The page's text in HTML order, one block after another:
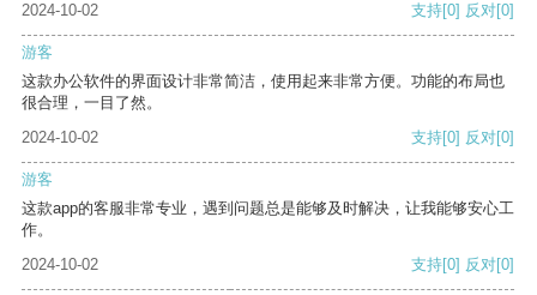
2024-10-02
支持[0] 反对[0]
游客
这款办公软件的界面设计非常简洁，使用起来非常方便。功能的布局也
很合理，一目了然。
2024-10-02
支持[0] 反对[0]
游客
这款app的客服非常专业，遇到问题总是能够及时解决，让我能够安心工
作。
2024-10-02
支持[0] 反对[0]